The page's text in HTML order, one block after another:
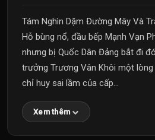
Tám Nghìn Dặm Đường Mây Và
Hỗ bùng nổ, đầu bếp Mạnh Vạn
nhưng bị Quốc Dân Đảng bắt đi
trưởng Trương Vân Khôi một
chỉ huy sai lầm của cấp...
Xem thêm